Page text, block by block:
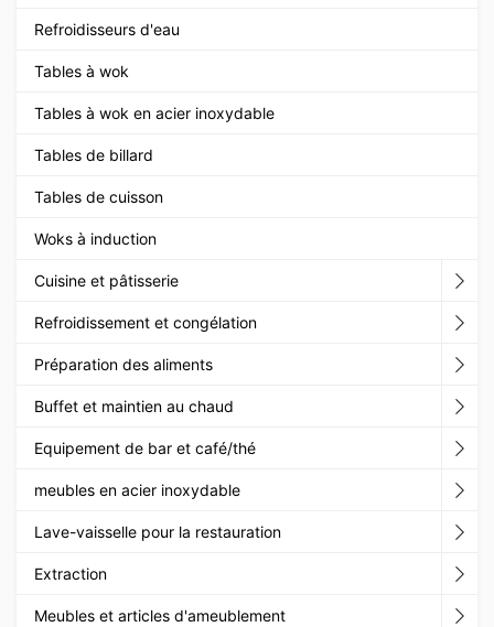
Refroidisseurs d'eau
Tables à wok
Tables à wok en acier inoxydable
Tables de billard
Tables de cuisson
Woks à induction
Cuisine et pâtisserie
Refroidissement et congélation
Préparation des aliments
Buffet et maintien au chaud
Equipement de bar et café/thé
meubles en acier inoxydable
Lave-vaisselle pour la restauration
Extraction
Meubles et articles d'ameublement